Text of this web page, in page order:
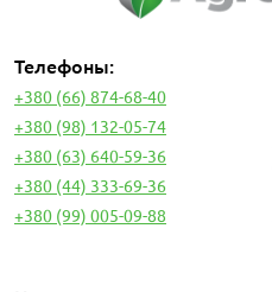
Телефоны:
+380 (66) 874-68-40
+380 (98) 132-05-74
+380 (63) 640-59-36
+380 (44) 333-69-36
+380 (99) 005-09-88